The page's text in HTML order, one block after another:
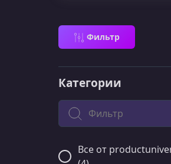
Фильтр
Категории
Поиск по категории
Все от